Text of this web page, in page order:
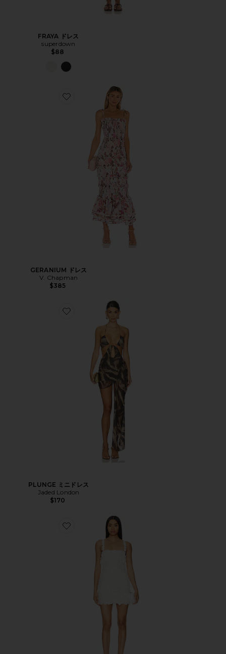
FRAYA ドレス
superdown
$88
GERANIUM ドレス
V. Chapman
$385
PLUNGE ミニドレス
Jaded London
$170